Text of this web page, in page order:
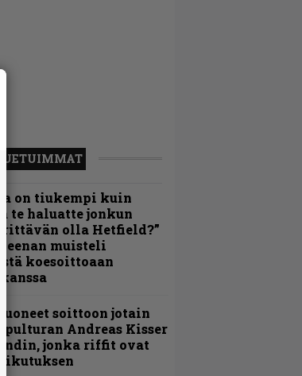
LUETUIMMAT
on tiukempi kuin
te haluatte jonkun
olla Hetfield?”
Keenan muisteli
koesoittoaan
soittoon jotain
Andreas Kisser
jonka riffit ovat